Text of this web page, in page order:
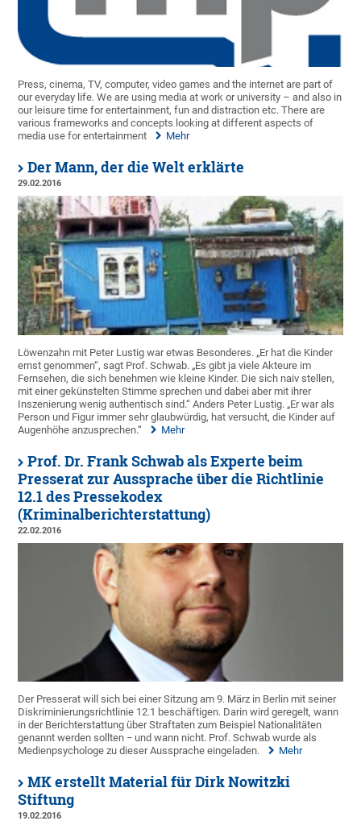
Press, cinema, TV, computer, video games and the internet are part of
our everyday life. We are using media at work or university – and also in
our leisure time for entertainment, fun and distraction etc. There are
various frameworks and concepts looking at different aspects of
media use for entertainment
Mehr
Der Mann, der die Welt erklärte
29.02.2016
Löwenzahn mit Peter Lustig war etwas Besonderes. „Er hat die Kinder
ernst genommen“, sagt Prof. Schwab. „Es gibt ja viele Akteure im
Fernsehen, die sich benehmen wie kleine Kinder. Die sich naiv stellen,
mit einer gekünstelten Stimme sprechen und dabei aber mit ihrer
Inszenierung wenig authentisch sind.“ Anders Peter Lustig. „Er war als
Person und Figur immer sehr glaubwürdig, hat versucht, die Kinder auf
Augenhöhe anzusprechen.“
Mehr
Prof. Dr. Frank Schwab als Experte beim
Presserat zur Aussprache über die Richtlinie
12.1 des Pressekodex
(Kriminalberichterstattung)
22.02.2016
Der Presserat will sich bei einer Sitzung am 9. März in Berlin mit seiner
Diskriminierungsrichtlinie 12.1 beschäftigen. Darin wird geregelt, wann
in der Berichterstattung über Straftaten zum Beispiel Nationalitäten
genannt werden sollten − und wann nicht. Prof. Schwab wurde als
Medienpsychologe zu dieser Aussprache eingeladen.
Mehr
MK erstellt Material für Dirk Nowitzki
Stiftung
19.02.2016